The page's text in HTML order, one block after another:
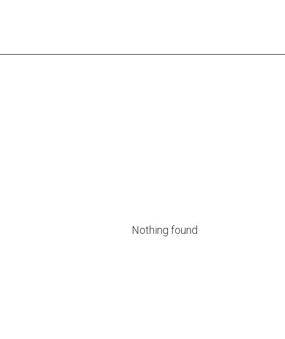
Nothing found